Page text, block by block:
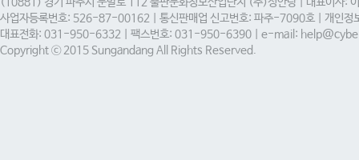
사업자등록번호: 526-87-00162 | 통신판매업 신고번호: 파주-7090호 | 개인정
대표전화: 031-950-6332 | 팩스번호: 031-950-6390 | e-mail:
Copyright ⓒ 2015 Sungandang All Rights Reserved.